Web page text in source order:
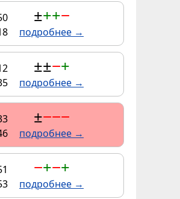
±++−
подробнее →
±±−+
подробнее →
±−−−
подробнее →
−+−+
подробнее →